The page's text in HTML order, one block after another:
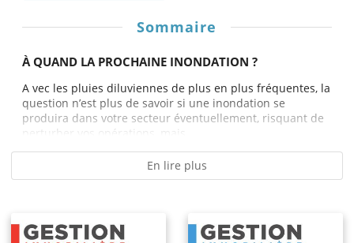
Sommaire
À QUAND LA PROCHAINE INONDATION ?
A vec les pluies diluviennes de plus en plus fréquentes, la
question n’est plus de savoir si une inondation se
produira dans votre secteur éventuellement, risquant de
perturber vos opérations, mais...
En lire plus